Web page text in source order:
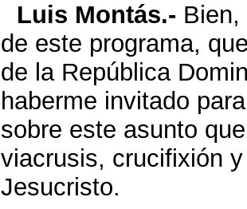
Luis Montás.-
de este programa,
de la República
haberme invitado
sobre este asunto
viacrusis, crucifixión
Jesucristo.